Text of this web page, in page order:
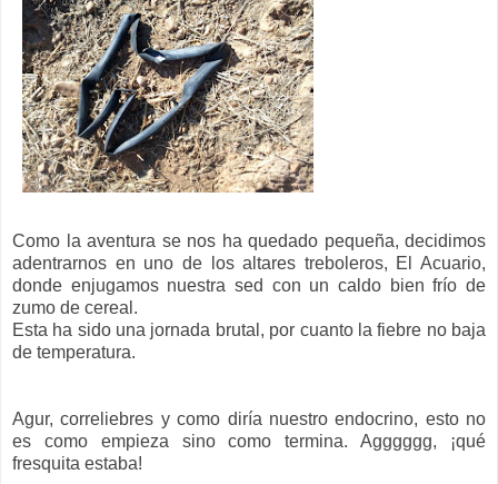
Como la aventura se nos ha quedado pequeña, decidimos
adentrarnos en uno de los altares treboleros, El Acuario,
donde enjugamos nuestra sed con un caldo bien frío de
zumo de cereal.
Esta ha sido una jornada brutal, por cuanto la fiebre no baja
de temperatura.
Agur, correliebres y como diría nuestro endocrino, esto no
es como empieza sino como termina. Agggggg, ¡qué
fresquita estaba!